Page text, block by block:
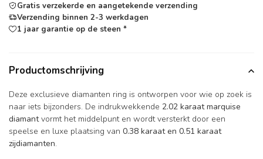
Gratis verzekerde en aangetekende verzending
Verzending binnen 2-3 werkdagen
1 jaar garantie op de steen *
Productomschrijving
Deze exclusieve diamanten ring is ontworpen voor wie op zoek is
naar iets bijzonders. De indrukwekkende 2.02 karaat marquise
diamantvormt het middelpunt en wordt versterkt door een
speelse en luxe plaatsing van 0.38 karaat en 0.51 karaat
zijdiamanten.